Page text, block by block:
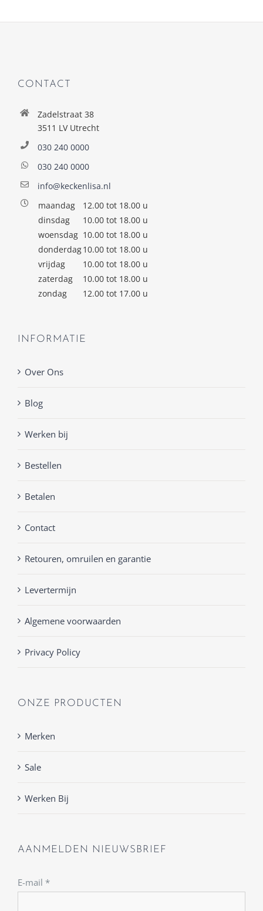
CONTACT
Zadelstraat 38
3511 LV Utrecht
030 240 0000
030 240 0000
info@keckenlisa.nl
maandag
12.00 tot 18.00 u
dinsdag
10.00 tot 18.00 u
woensdag 10.00 tot 18.00 u
donderdag10.00 tot 18.00 u
vrijdag
10.00 tot 18.00 u
zaterdag
10.00 tot 18.00 u
zondag
12.00 tot 17.00 u
INFORMATIE
Over Ons
Blog
Werken bij
Bestellen
Betalen
Contact
Retouren, omruilen en garantie
Levertermijn
Algemene voorwaarden
Privacy Policy
ONZE PRODUCTEN
Merken
Sale
Werken Bij
AANMELDEN NIEUWSBRIEF
E-mail *